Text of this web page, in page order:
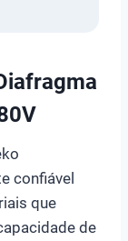
confiável
que
de